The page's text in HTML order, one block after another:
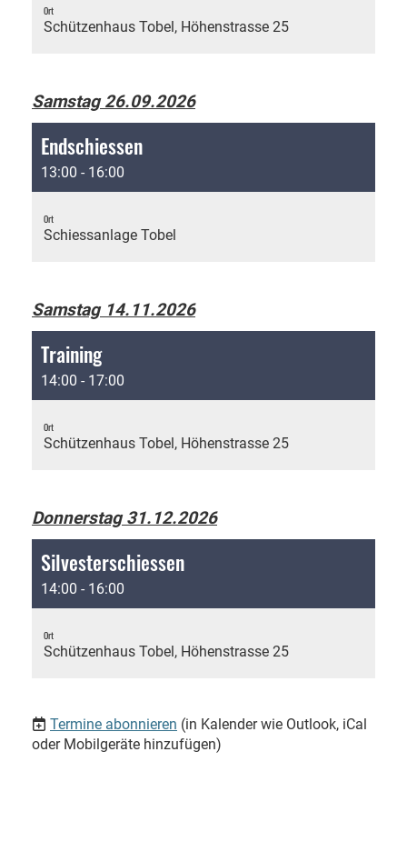
Ort
Schützenhaus Tobel, Höhenstrasse 25
Samstag 26.09.2026
Endschiessen
13:00 - 16:00
Ort
Schiessanlage Tobel
Samstag 14.11.2026
Training
14:00 - 17:00
Ort
Schützenhaus Tobel, Höhenstrasse 25
Donnerstag 31.12.2026
Silvesterschiessen
14:00 - 16:00
Ort
Schützenhaus Tobel, Höhenstrasse 25
Termine abonnieren (in Kalender wie Outlook, iCal
oder Mobilgeräte hinzufügen)